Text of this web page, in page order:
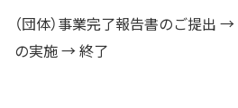
（団体）事業完了報告書のご提出 →
の実施 → 終了